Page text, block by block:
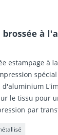
brossée à
estampage à
le tissu pour
par